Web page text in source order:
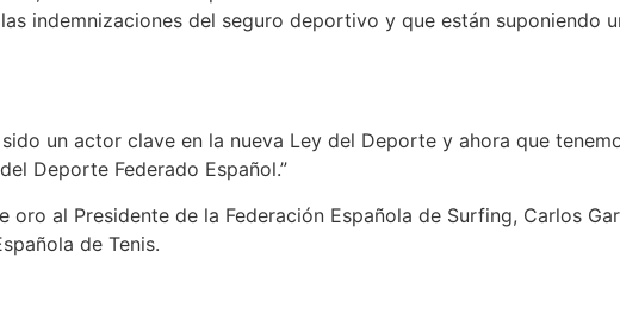
indemnizaciones del seguro deportivo y que están suponiendo
un actor clave en la nueva Ley del Deporte y ahora que
Deporte Federado Español.”
al Presidente de la Federación Española de Surfing, Carlos
de Tenis.